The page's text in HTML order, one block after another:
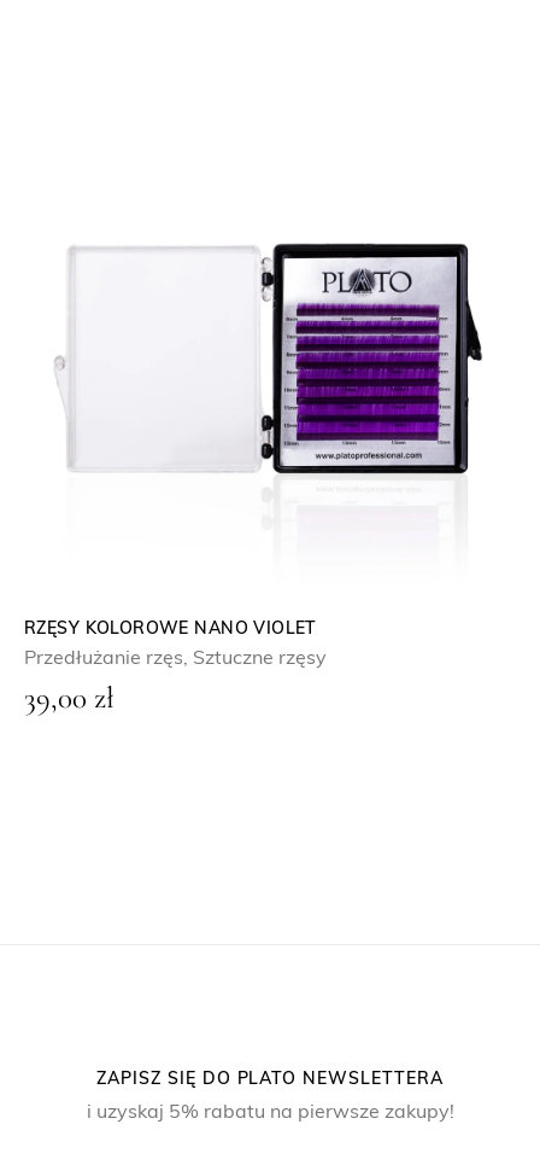
RZĘSY KOLOROWE NANO VIOLET
Przedłużanie rzęs, Sztuczne rzęsy
39,00 zł
ZAPISZ SIĘ DO PLATO NEWSLETTERA
i uzyskaj 5% rabatu na pierwsze zakupy!